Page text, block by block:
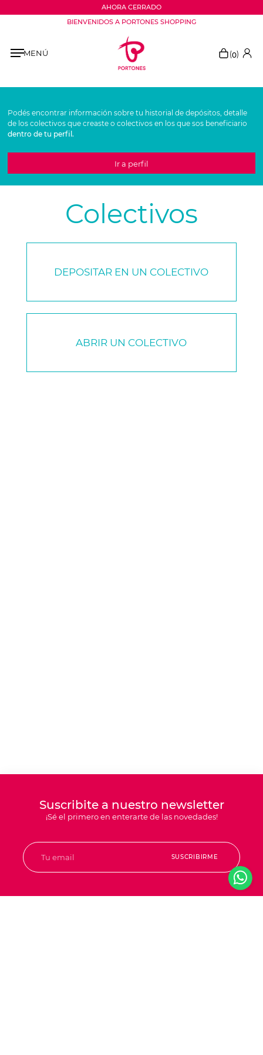
AHORA CERRADO
BIENVENIDOS A PORTONES SHOPPING
MENÚ (0)
Podés encontrar información sobre tu historial de depósitos, detalle
de los colectivos que creaste o colectivos en los que sos beneficiario
dentro de tu perfil.
Ir a perfil
Colectivos
DEPOSITAR EN UN COLECTIVO
ABRIR UN COLECTIVO
Suscribite a nuestro newsletter
¡Sé el primero en enterarte de las novedades!
SUSCRIBIRME